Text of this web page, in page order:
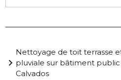
Nettoyage de toit terrasse
pluviale sur bâtiment public
Calvados